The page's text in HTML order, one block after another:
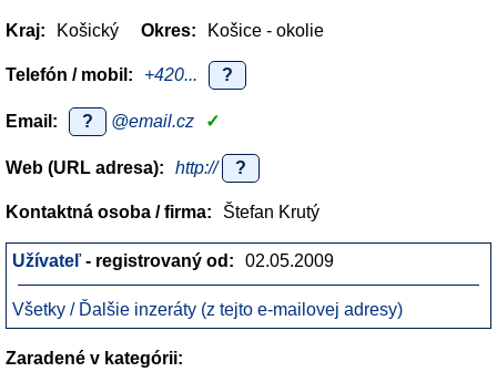
Kraj: Košický Okres: Košice - okolie
Telefón / mobil: +420... ?
Email: ? @email.cz ✓
Web (URL adresa): http:// ?
Kontaktná osoba / firma: Štefan Krutý
Užívateľ- registrovaný od: 02.05.2009
Všetky / Ďalšie inzeráty (z tejto e-mailovej adresy)
Zaradené v kategórii: